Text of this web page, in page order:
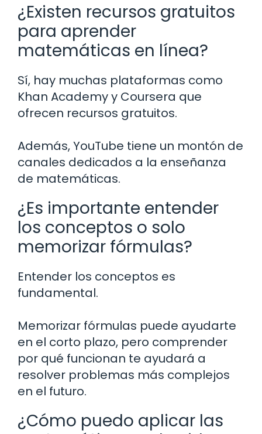
¿Existen recursos gratuitos
para aprender
matemáticas en línea?
Sí, hay muchas plataformas como
Khan Academy y Coursera que
ofrecen recursos gratuitos.
Además, YouTube tiene un montón de
canales dedicados a la enseñanza
de matemáticas.
¿Es importante entender
los conceptos o solo
memorizar fórmulas?
Entender los conceptos es
fundamental.
Memorizar fórmulas puede ayudarte
en el corto plazo, pero comprender
por qué funcionan te ayudará a
resolver problemas más complejos
en el futuro.
¿Cómo puedo aplicar las